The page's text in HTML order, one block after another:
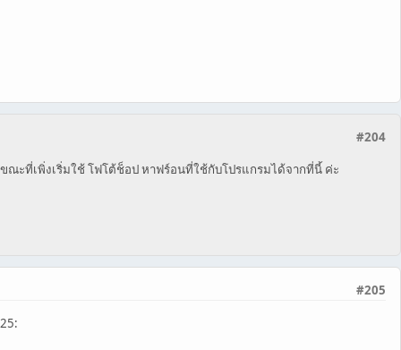
#204
ะที่เพิ่งเริ่มใช้ โฟโต้ช็อป หาฟร์อนที่ใช้กับโปรแกรมได้จากที่นี้ ค่ะ
#205